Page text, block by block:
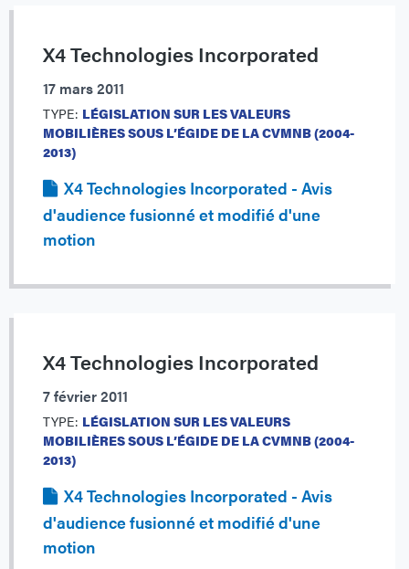
X4 Technologies Incorporated
17 mars 2011
TYPE: LÉGISLATION SUR LES VALEURS
MOBILIÈRES SOUS L’ÉGIDE DE LA CVMNB (2004-
2013)
X4 Technologies Incorporated - Avis
d'audience fusionné et modifié d'une
motion
X4 Technologies Incorporated
7 février 2011
TYPE: LÉGISLATION SUR LES VALEURS
MOBILIÈRES SOUS L’ÉGIDE DE LA CVMNB (2004-
2013)
X4 Technologies Incorporated - Avis
d'audience fusionné et modifié d'une
motion